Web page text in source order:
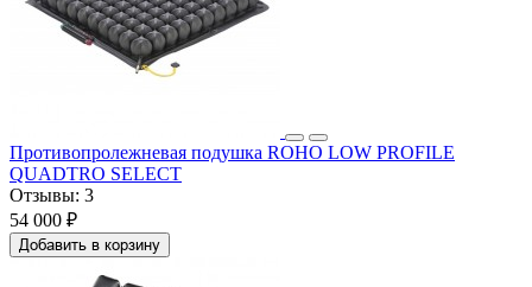
Противопролежневая подушка ROHO LOW PROFILE
QUADTRO SELECT
Отзывы: 3
54 000 ₽
Добавить в корзину